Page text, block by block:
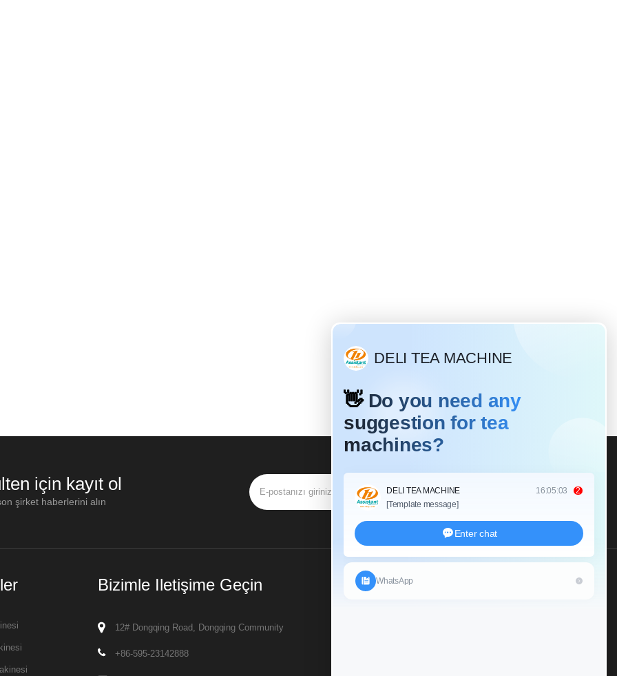
için kayıt ol
şirket haberlerini alın
ABONE OL
Bizimle Iletişime Geçin
12# Dongqing Road, Dongqing Community
+86-595-23142888
Bize Bir Soruşturma